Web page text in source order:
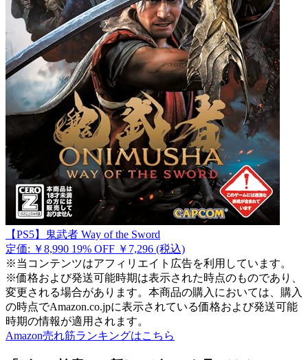
【PS5】鬼武者 Way of the Sword
定価: ￥8,990 19% OFF ￥7,296 (税込)
※当コンテンツはアフィリエイト広告を利用しています。
※価格および発送可能時期は表示された時点のものであり、
変更される場合があります。本商品の購入においては、購入
の時点でAmazon.co.jpに表示されている価格および発送可能
時期の情報が適用されます。
Amazon売れ筋ランキングはこちら